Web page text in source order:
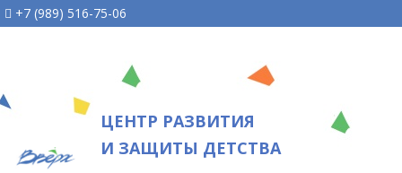
+7 (989) 516-75-06
ЦЕНТР РАЗВИТИЯ
И ЗАЩИТЫ ДЕТСТВА